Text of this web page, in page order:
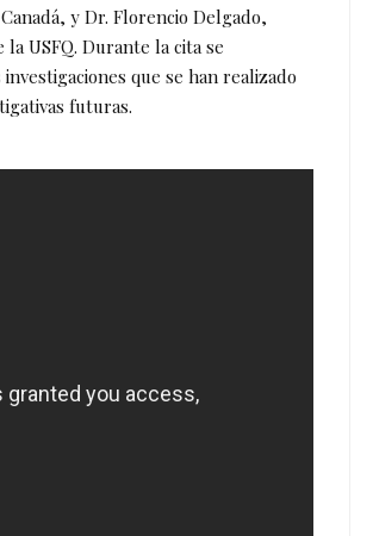
y Dr. Florencio Delgado,
USFQ. Durante la cita se
que se han realizado
futuras.